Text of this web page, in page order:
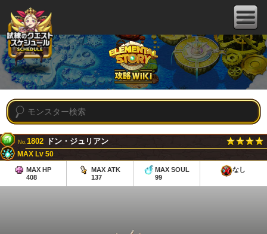
No.1802 ドン・ジュリアン
MAX Lv 50
MAX HP
408
MAX ATK
137
MAX SOUL
99
なし